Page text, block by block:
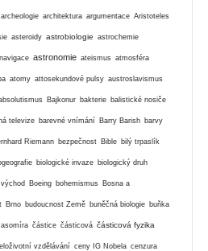
archeologie architektura argumentace Aristoteles
asteroidy astrobiologie astrochemie
astronomie ateismus atmosféra
atomy attosekundové pulsy austroslavismus
Bajkonur bakterie balistické nosiče
televize barevné vnímání Barry Barish barvy
Riemann bezpečnost Bible bilý trpaslík
biologické invaze biologický druh
Boeing bohemismus Bosna a
Brno budoucnost Země buněčná biologie buňka
částice částicová částicová fyzika
vzdělávání ceny IG Nobela cenzura